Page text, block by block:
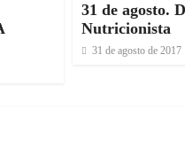
31 de agosto.
Nutricionista
31 de agosto de 2017